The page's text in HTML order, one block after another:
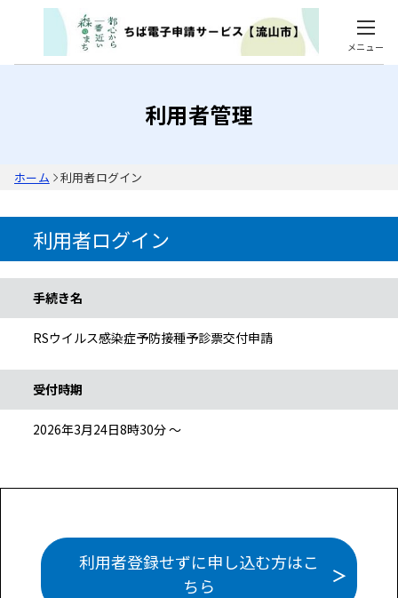
メニュー
利用者管理
ホーム 利用者ログイン
利用者ログイン
手続き名
RSウイルス感染症予防接種予診票交付申請
受付時期
2026年3月24日8時30分 ～
利用者登録せずに申し込む方はこ
ちら